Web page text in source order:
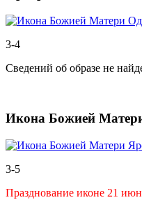
3-4
Сведений об образе не
Икона Божией
3-5
Празднование иконе 21